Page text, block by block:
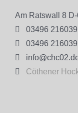
Am Ratswall 8

03496 216039

03496 216039


Cöthener